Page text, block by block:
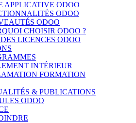
APPLICATIVE ODOO
ODOO
ODOO
CHOISIR ODOO ?
LICENCES ODOO
INTÉRIEUR
FORMATION
& PUBLICATIONS
ODOO